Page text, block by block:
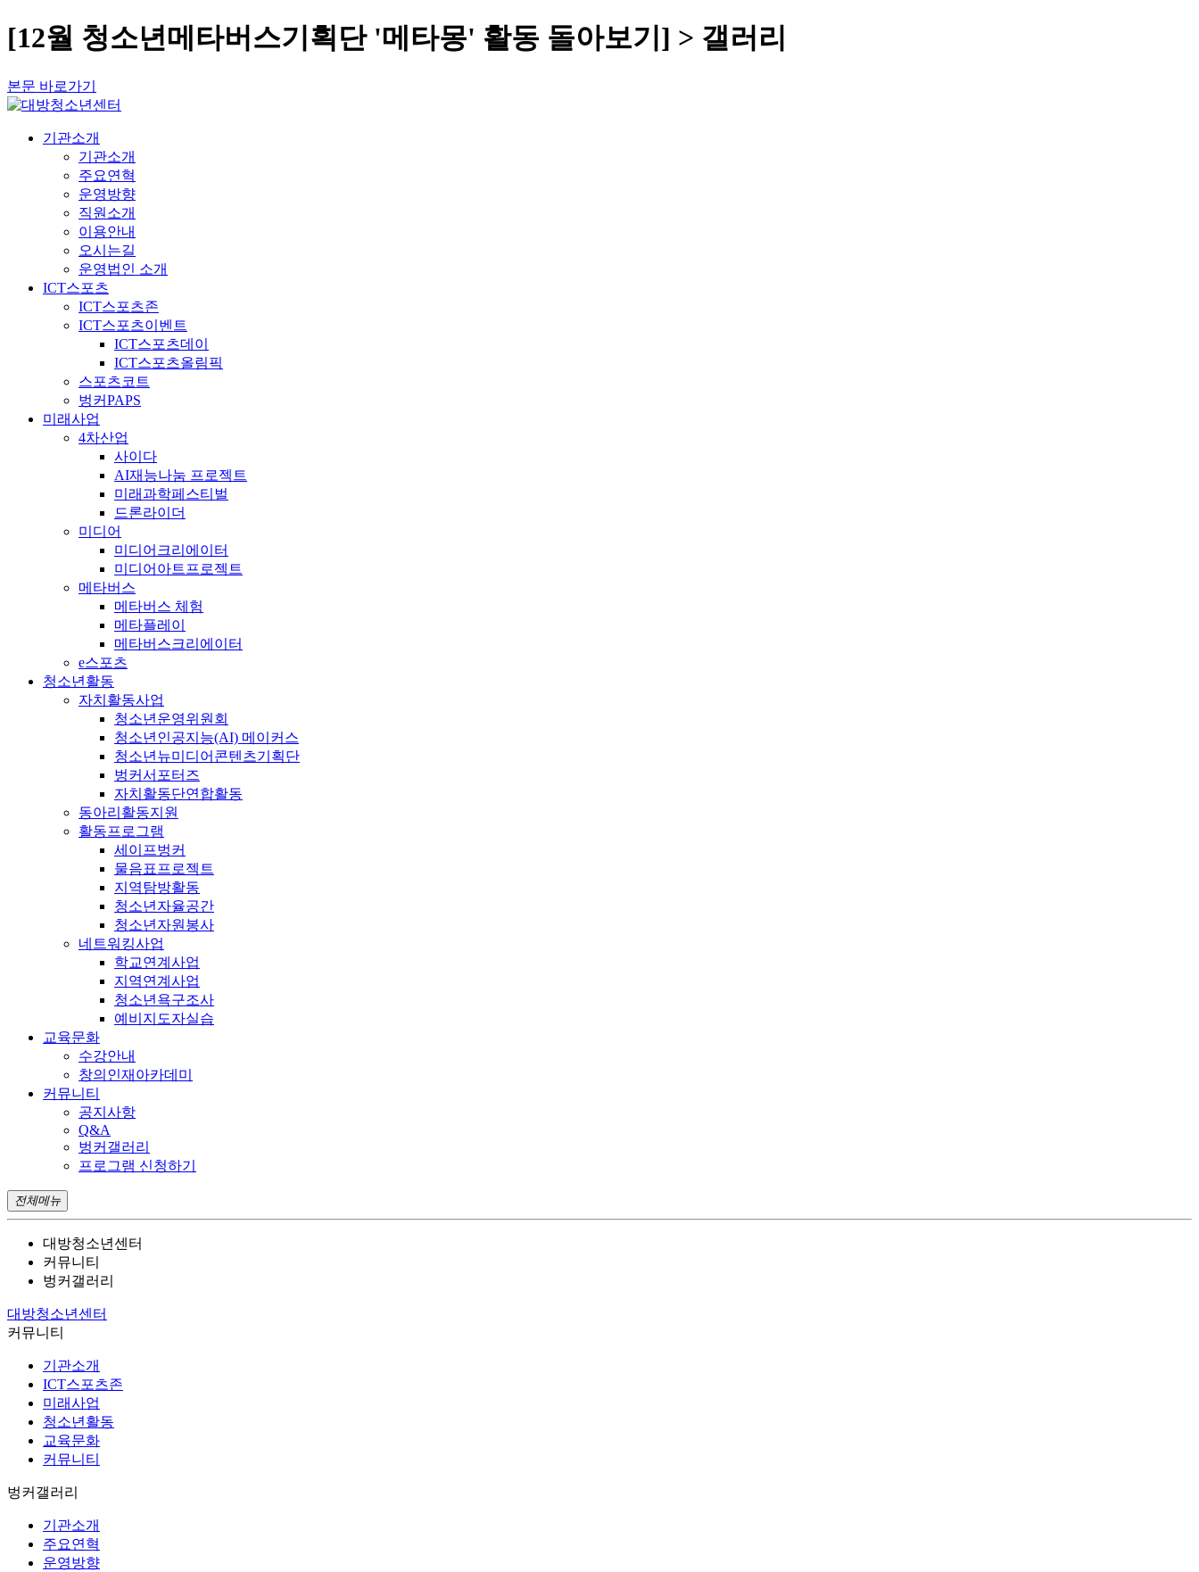
[12월 청소년메타버스기획단 '메타몽' 활동 돌아보기] > 갤러리
본문 바로가기
기관소개
기관소개
주요연혁
운영방향
직원소개
이용안내
오시는길
운영법인 소개
ICT스포츠
ICT스포츠존
ICT스포츠이벤트
ICT스포츠데이
ICT스포츠올림픽
스포츠코트
벙커PAPS
미래사업
4차산업
사이다
AI재능나눔 프로젝트
미래과학페스티벌
드론라이더
미디어
미디어크리에이터
미디어아트프로젝트
메타버스
메타버스 체험
메타플레이
메타버스크리에이터
e스포츠
청소년활동
자치활동사업
청소년운영위원회
청소년인공지능(AI) 메이커스
청소년뉴미디어콘텐츠기획단
벙커서포터즈
자치활동단연합활동
동아리활동지원
활동프로그램
세이프벙커
물음표프로젝트
지역탐방활동
청소년자율공간
청소년자원봉사
네트워킹사업
학교연계사업
지역연계사업
청소년욕구조사
예비지도자실습
교육문화
수강안내
창의인재아카데미
커뮤니티
공지사항
Q&A
벙커갤러리
프로그램 신청하기
전체메뉴
대방청소년센터
커뮤니티
벙커갤러리
대방청소년센터
커뮤니티
기관소개
ICT스포츠존
미래사업
청소년활동
교육문화
커뮤니티
벙커갤러리
기관소개
주요연혁
운영방향